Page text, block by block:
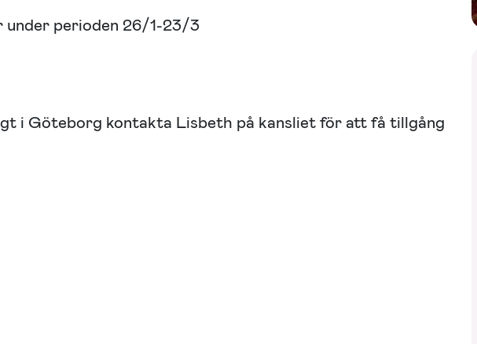
under perioden 26/1-23/3
i Göteborg kontakta Lisbeth på kansliet för att få tillgång